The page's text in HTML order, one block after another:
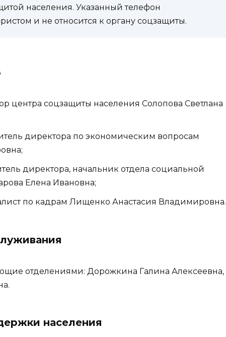
населения. Указанный телефон
и не относится к органу соцзащиты.
центра соцзащиты населения Солопова Светлана
директора по экономическим вопросам
директора, начальник отдела социальной
Елена Ивановна;
по кадрам Лищенко Анастасия Владимировна.
отделениями: Дорожкина Галина Алексеевна,
населения